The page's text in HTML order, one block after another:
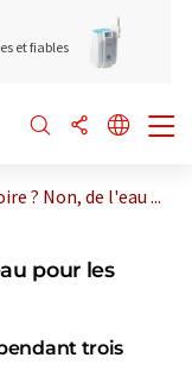
et fiables
? Non, de l'eau ...
pour les
trois